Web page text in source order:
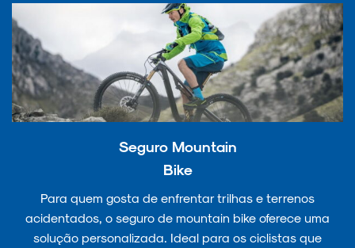
Seguro Mountain
Bike
Para quem gosta de enfrentar trilhas e terrenos
acidentados, o seguro de mountain bike oferece uma
solução personalizada. Ideal para os ciclistas que